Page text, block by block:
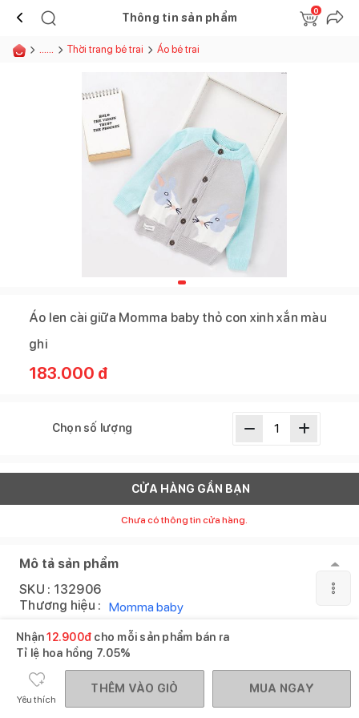
Thông tin sản phẩm
0
...... Thời trang bé trai Áo bé trai
Áo len cài giữa Momma baby thỏ con xinh xắn màu
ghi
183.000 đ
Chọn số lượng
CỬA HÀNG GẦN BẠN
Chưa có thông tin cửa hàng.
Mô tả sản phẩm
SKU : 132906
Thương hiệu : Momma baby
Nhận12.900đ cho mỗi sản phẩm bán ra
Tỉ lệ hoa hồng 7.05%
Yêu thích
THÊM VÀO GIỎ MUA NGAY